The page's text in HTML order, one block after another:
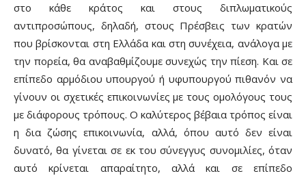
στο κάθε κράτος και στους διπλωματικούς
αντιπροσώπους, δηλαδή, στους Πρέσβεις των κρατών
που βρίσκονται στη Ελλάδα και στη συνέχεια, ανάλογα με
την πορεία, θα αναβαθμίζουμε συνεχώς την πίεση. Και σε
επίπεδο αρμόδιου υπουργού ή υφυπουργού πιθανόν να
γίνουν οι σχετικές επικοινωνίες με τους ομολόγους τους
με διάφορους τρόπους. Ο καλύτερος βέβαια τρόπος είναι
η δια ζώσης επικοινωνία, αλλά, όπου αυτό δεν είναι
δυνατό, θα γίνεται σε εκ του σύνεγγυς συνομιλίες, όταν
αυτό κρίνεται απαραίτητο, αλλά και σε επίπεδο